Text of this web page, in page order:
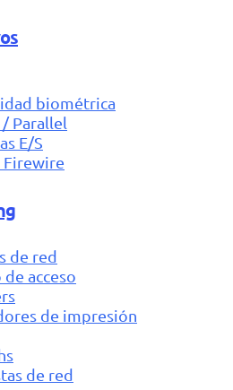
biométrica
/ Parallel
E/S
Firewire
de red
acceso
de impresión
de red